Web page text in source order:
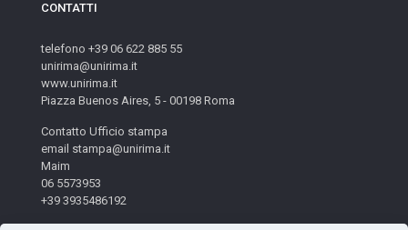
CONTATTI
telefono +39 06 622 885 55
unirima@unirima.it
www.unirima.it
Piazza Buenos Aires, 5 - 00198 Roma
Contatto Ufficio stampa
email stampa@unirima.it
Maim
06 5573953
+39 3935486192